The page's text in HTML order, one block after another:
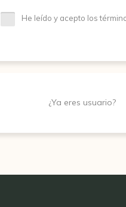
He leído y acepto los
¿Ya eres usuario?